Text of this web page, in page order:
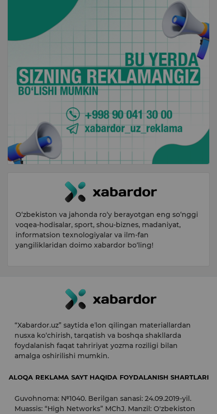
O‘zbekiston va jahonda ro‘y berayotgan eng so‘nggi
voqea-hodisalar, sport, shou-biznes, madaniyat,
informatsion texnologiyalar va ilm-fan
yangiliklaridan doimo xabardor bo‘ling!
“Xabardor.uz” saytida eʼlon qilingan materiallardan
nusxa ko‘chirish, tarqatish va boshqa shakllarda
foydalanish faqat tahririyat yozma roziligi bilan
amalga oshirilishi mumkin.
ALOQA REKLAMA SAYT HAQIDA FOYDALANISH SHARTLARI
Guvohnoma: №1040. Berilgan sanasi: 24.09.2019-yil.
Muassis: “High Networks” MChJ. Manzil: O'zbekiston